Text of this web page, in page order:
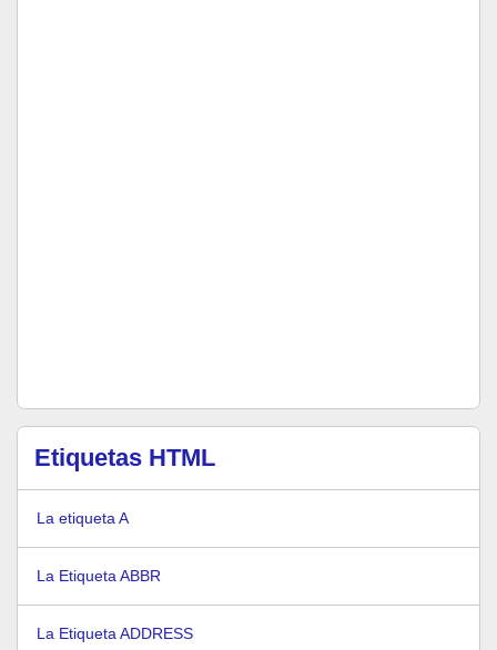
Etiquetas HTML
La etiqueta A
La Etiqueta ABBR
La Etiqueta ADDRESS